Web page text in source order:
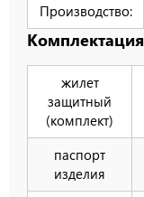
Производство:
Комплектация
жилет
защитный
(комплект)
паспорт
изделия